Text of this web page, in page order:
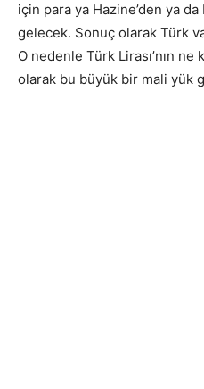
için para ya Hazine’den ya da
gelecek. Sonuç olarak Türk
O nedenle Türk Lirası’nın ne
olarak bu büyük bir mali yük